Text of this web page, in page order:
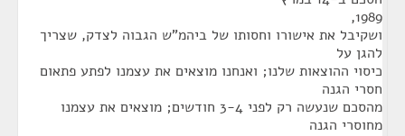
1989,
ושקיבל את אישורו וחסותו של ביהמ"ש הגבוה לצדק, שצריך
להגן על
כיסוי ההוצאות שלנו; ואנחנו מוצאים את עצמנו לפתע פתאום
חסרי הגנה
מהסכם שנעשה רק לפני 3-4 חודשים; מוצאים את עצמנו
מחוסרי הגנה